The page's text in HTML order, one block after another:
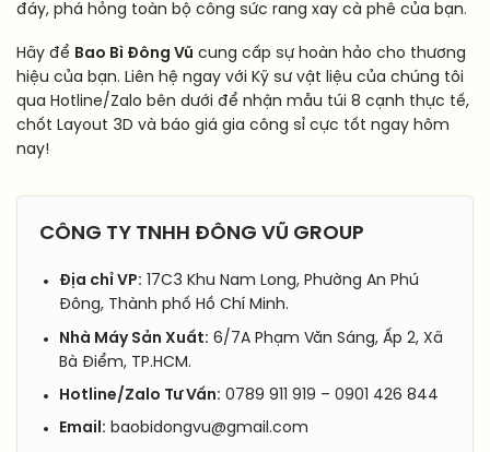
đáy, phá hỏng toàn bộ công sức rang xay cà phê của bạn.
Hãy để Bao Bì Đông Vũ cung cấp sự hoàn hảo cho thương
hiệu của bạn. Liên hệ ngay với Kỹ sư vật liệu của chúng tôi
qua Hotline/Zalo bên dưới để nhận mẫu túi 8 cạnh thực tế,
chốt Layout 3D và báo giá gia công sỉ cực tốt ngay hôm
nay!
CÔNG TY TNHH ĐÔNG VŨ GROUP
Địa chỉ VP: 17C3 Khu Nam Long, Phường An Phú
Đông, Thành phố Hồ Chí Minh.
Nhà Máy Sản Xuất: 6/7A Phạm Văn Sáng, Ấp 2, Xã
Bà Điểm, TP.HCM.
Hotline/Zalo Tư Vấn: 0789 911 919 – 0901 426 844
Email: baobidongvu@gmail.com